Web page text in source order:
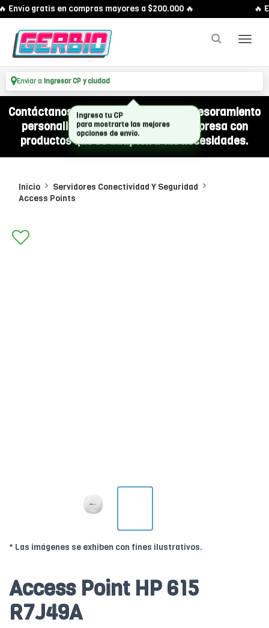
Envío gratis en compras mayores a $200.000 🔥 🔥
Enviar a Ingresar CP y ciudad
Contáctanos por WhatsApp y recibí asesoramiento
personalizado para equipar a tu empresa con
productos que se adapten a tus necesidades.
Inicio
Servidores Conectividad Y Seguridad
Access Points
* Las imágenes se exhiben con fines ilustrativos.
Access Point HP 615
R7J49A